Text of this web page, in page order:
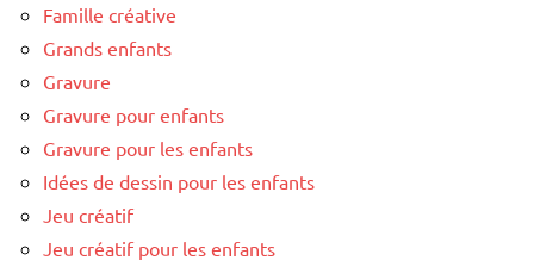
Famille créative
Grands enfants
Gravure
Gravure pour enfants
Gravure pour les enfants
Idées de dessin pour les enfants
Jeu créatif
Jeu créatif pour les enfants